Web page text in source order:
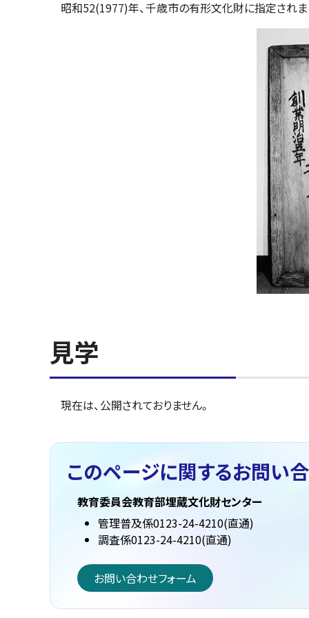
昭和52(1977)年、千歳市の有形文化財に指定されま
見学
現在は、公開されておりません。
このページに関するお問い
教育委員会教育部埋蔵文化財センター
管理普及係0123-24-4210(直通)
調査係0123-24-4210(直通)
お問い合わせフォーム